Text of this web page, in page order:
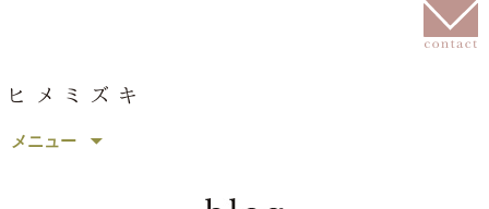
メニュー
ン